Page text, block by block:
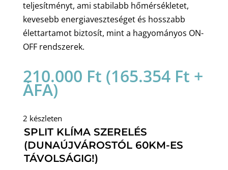
teljesítményt, ami stabilabb hőmérsékletet,
kevesebb energiaveszteséget és hosszabb
élettartamot biztosít, mint a hagyományos ON-
OFF rendszerek.
210.000 Ft (165.354 Ft +
ÁFA)
2 készleten
SPLIT KLÍMA SZERELÉS
(DUNAÚJVÁROSTÓL 60KM-ES
TÁVOLSÁGIG!)